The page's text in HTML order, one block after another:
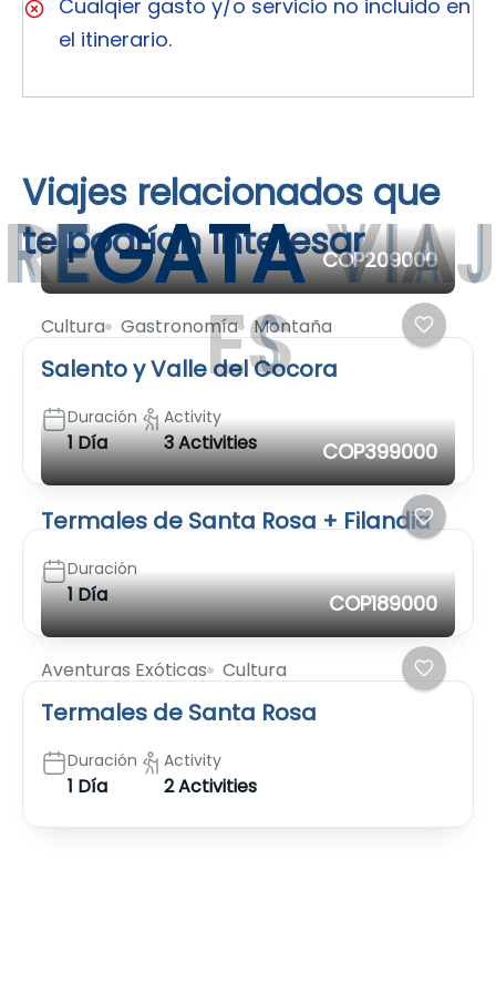
REGATAVIAJ
ES
Cualqier gasto y/o servicio no incluido en
el itinerario.
Viajes relacionados que
te podrían interesarCOP209000
Cultura Gastronomía Montaña
Salento y Valle del Cocora
Duración
1 Día
Activity
3 Activities COP399000
Termales de Santa Rosa + Filandia
Duración
1 Día COP189000
Aventuras Exóticas Cultura
Termales de Santa Rosa
Duración
1 Día
Activity
2 Activities